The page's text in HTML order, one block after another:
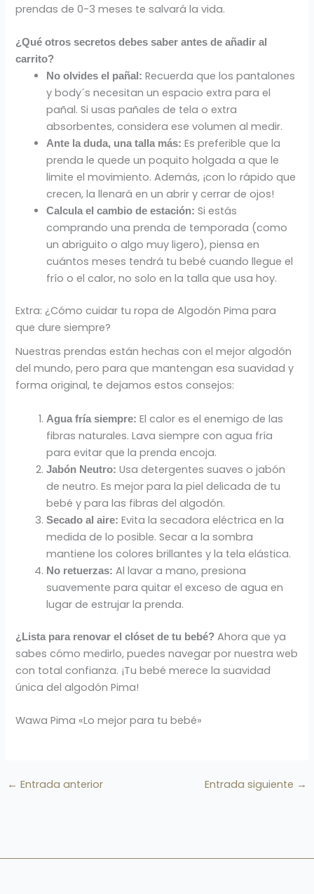
prendas de 0-3 meses te salvará la vida.
¿Qué otros secretos debes saber antes de añadir al
carrito?
No olvides el pañal: Recuerda que los pantalones
y body´s necesitan un espacio extra para el
pañal. Si usas pañales de tela o extra
absorbentes, considera ese volumen al medir.
Ante la duda, una talla más: Es preferible que la
prenda le quede un poquito holgada a que le
limite el movimiento. Además, ¡con lo rápido que
crecen, la llenará en un abrir y cerrar de ojos!
Calcula el cambio de estación: Si estás
comprando una prenda de temporada (como
un abriguito o algo muy ligero), piensa en
cuántos meses tendrá tu bebé cuando llegue el
frío o el calor, no solo en la talla que usa hoy.
Extra: ¿Cómo cuidar tu ropa de Algodón Pima para
que dure siempre?
Nuestras prendas están hechas con el mejor algodón
del mundo, pero para que mantengan esa suavidad y
forma original, te dejamos estos consejos:
Agua fría siempre: El calor es el enemigo de las
fibras naturales. Lava siempre con agua fría
para evitar que la prenda encoja.
Jabón Neutro: Usa detergentes suaves o jabón
de neutro. Es mejor para la piel delicada de tu
bebé y para las fibras del algodón.
Secado al aire: Evita la secadora eléctrica en la
medida de lo posible. Secar a la sombra
mantiene los colores brillantes y la tela elástica.
No retuerzas: Al lavar a mano, presiona
suavemente para quitar el exceso de agua en
lugar de estrujar la prenda.
¿Lista para renovar el clóset de tu bebé? Ahora que ya
sabes cómo medirlo, puedes navegar por nuestra web
con total confianza. ¡Tu bebé merece la suavidad
única del algodón Pima!
Wawa Pima «Lo mejor para tu bebé»
← Entrada anterior Entrada siguiente →